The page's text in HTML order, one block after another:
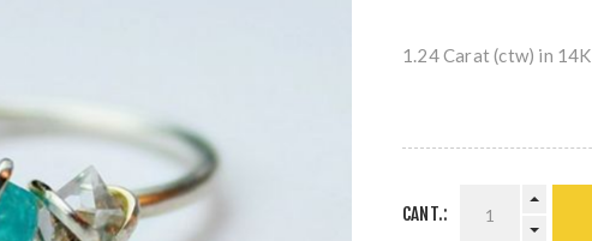
1.24 Carat (ctw) in
CANT.: